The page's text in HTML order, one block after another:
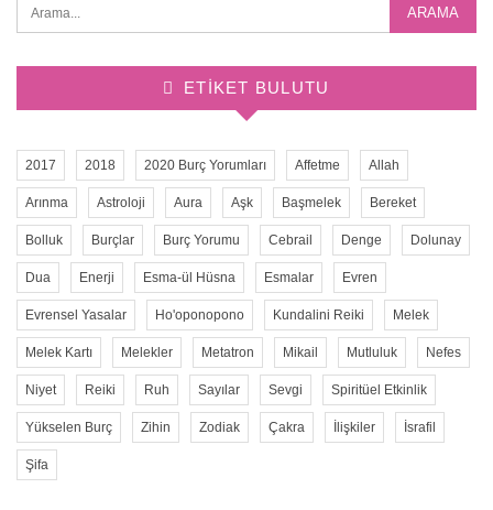
ETIKET BULUTU
2017 2018 2020 Burç Yorumları Affetme Allah
Arınma Astroloji Aura Aşk Başmelek Bereket
Bolluk Burçlar Burç Yorumu Cebrail Denge Dolunay
Dua Enerji Esma-ül Hüsna Esmalar Evren
Evrensel Yasalar Ho'oponopono Kundalini Reiki Melek
Melek Kartı Melekler Metatron Mikail Mutluluk Nefes
Niyet Reiki Ruh Sayılar Sevgi Spiritüel Etkinlik
Yükselen Burç Zihin Zodiak Çakra İlişkiler İsrafil
Şifa